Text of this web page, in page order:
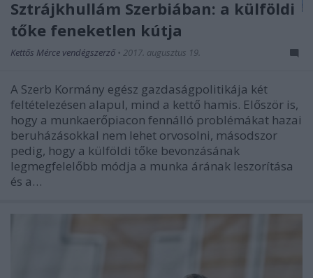
Sztrájkhullám Szerbiában: a külföldi
tőke feneketlen kútja
Kettős Mérce vendégszerző • 2017. augusztus 19.
A Szerb Kormány egész gazdaságpolitikája két
feltételezésen alapul, mind a kettő hamis. Először is,
hogy a munkaerőpiacon fennálló problémákat hazai
beruházásokkal nem lehet orvosolni, másodszor
pedig, hogy a külföldi tőke bevonzásának
legmegfelelőbb módja a munka árának leszorítása
és a…